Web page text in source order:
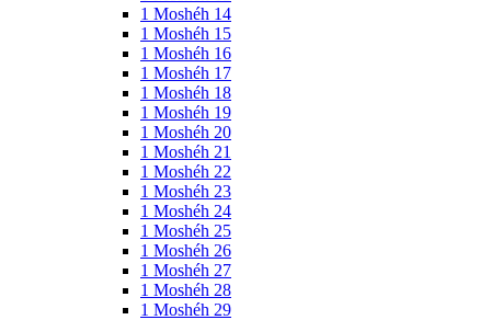
1 Moshéh 14
1 Moshéh 15
1 Moshéh 16
1 Moshéh 17
1 Moshéh 18
1 Moshéh 19
1 Moshéh 20
1 Moshéh 21
1 Moshéh 22
1 Moshéh 23
1 Moshéh 24
1 Moshéh 25
1 Moshéh 26
1 Moshéh 27
1 Moshéh 28
1 Moshéh 29